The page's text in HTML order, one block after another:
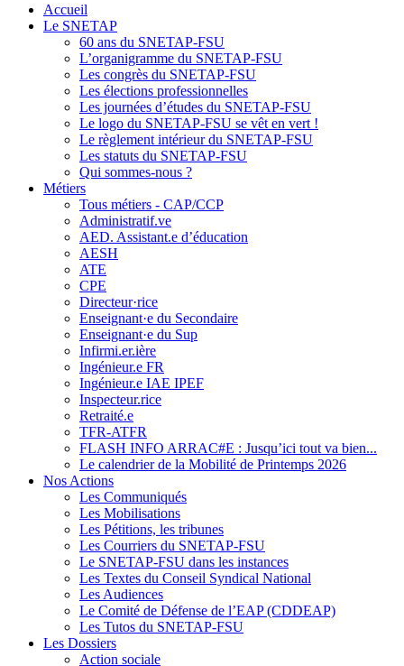
Accueil
Le SNETAP
60 ans du SNETAP-FSU
L’organigramme du SNETAP-FSU
Les congrès du SNETAP-FSU
Les élections professionnelles
Les journées d’études du SNETAP-FSU
Le logo du SNETAP-FSU se vêt en vert !
Le règlement intérieur du SNETAP-FSU
Les statuts du SNETAP-FSU
Qui sommes-nous ?
Métiers
Tous métiers - CAP/CCP
Administratif.ve
AED. Assistant.e d’éducation
AESH
ATE
CPE
Directeur·rice
Enseignant·e du Secondaire
Enseignant·e du Sup
Infirmi.er.ière
Ingénieur.e FR
Ingénieur.e IAE IPEF
Inspecteur.rice
Retraité.e
TFR-ATFR
FLASH INFO ARRAC#E : Jusqu’ici tout va bien...
Le calendrier de la Mobilité de Printemps 2026
Nos Actions
Les Communiqués
Les Mobilisations
Les Pétitions, les tribunes
Les Courriers du SNETAP-FSU
Le SNETAP-FSU dans les instances
Les Textes du Conseil Syndical National
Les Audiences
Le Comité de Défense de l’EAP (CDDEAP)
Les Tutos du SNETAP-FSU
Les Dossiers
Action sociale